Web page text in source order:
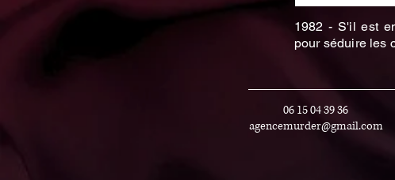
1982 - S'il est
pour séduire les
06 15 04 39 36
agencemurder@gmail.com